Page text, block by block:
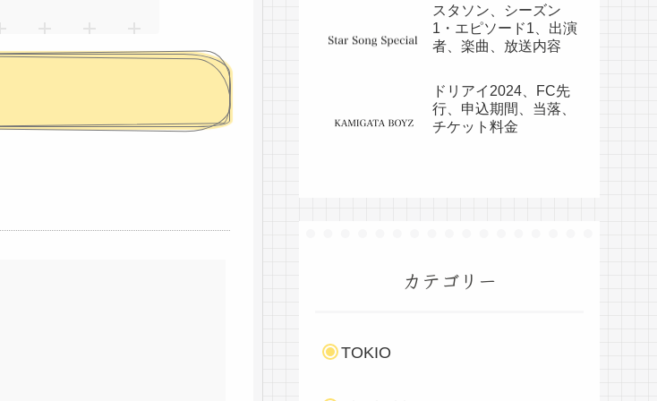
スタソン、シーズン
1・エピソード1、出演
者、楽曲、放送内容
ドリアイ2024、FC先
行、申込期間、当落、
チケット料金
カテゴリー
TOKIO